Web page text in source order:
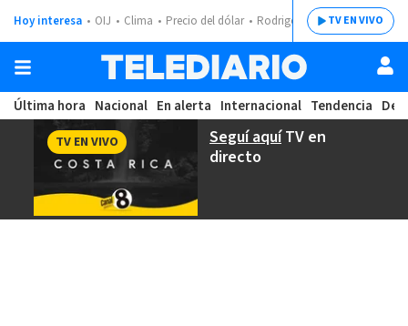
Hoy interesa OIJ Clima Precio del dólar Rodrigo ChavesTV EN VIVO
Última hora Nacional En alerta Internacional Tendencia
Seguí aquíTV en
directo
TV EN VIVO